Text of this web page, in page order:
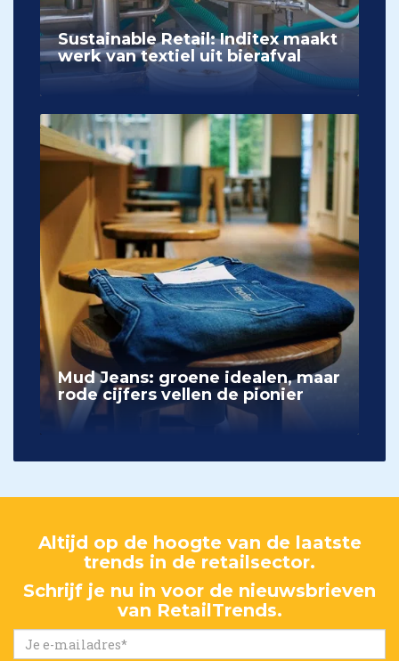
Sustainable Retail: Inditex maakt
werk van textiel uit bierafval
Mud Jeans: groene idealen, maar
rode cijfers vellen de pionier
Altijd op de hoogte van de laatste
trends in de retailsector.
Schrijf je nu in voor de nieuwsbrieven
van RetailTrends.